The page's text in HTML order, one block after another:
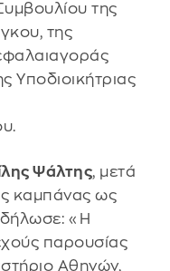
της
της
Υποδιοικήτριας
Ψάλτης, μετά
καμπάνας ως
«Η
παρουσίας
Αθηνών,